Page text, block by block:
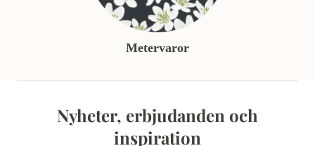
Metervaror
Nyheter, erbjudanden och
inspiration